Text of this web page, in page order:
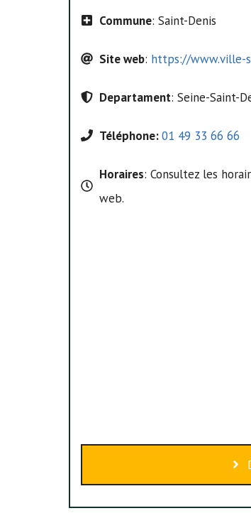
Commune: Saint-Denis
Site web: https://www.ville-
Departament: Seine-Saint-
Téléphone:01 49 33 66 66
Horaires: Consultez les
web.